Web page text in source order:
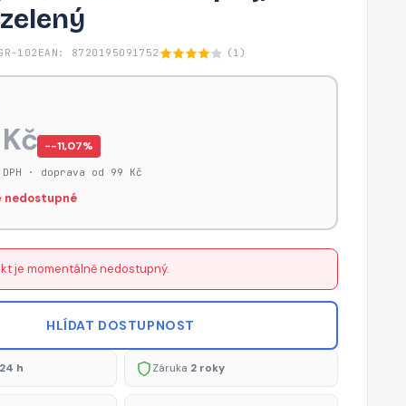
102 EAN: 8720195091752 (1)
−-11,07%
· doprava od 99 Kč
nedostupné
je momentálně nedostupný.
HLÍDAT DOSTUPNOST
h Záruka 2 roky